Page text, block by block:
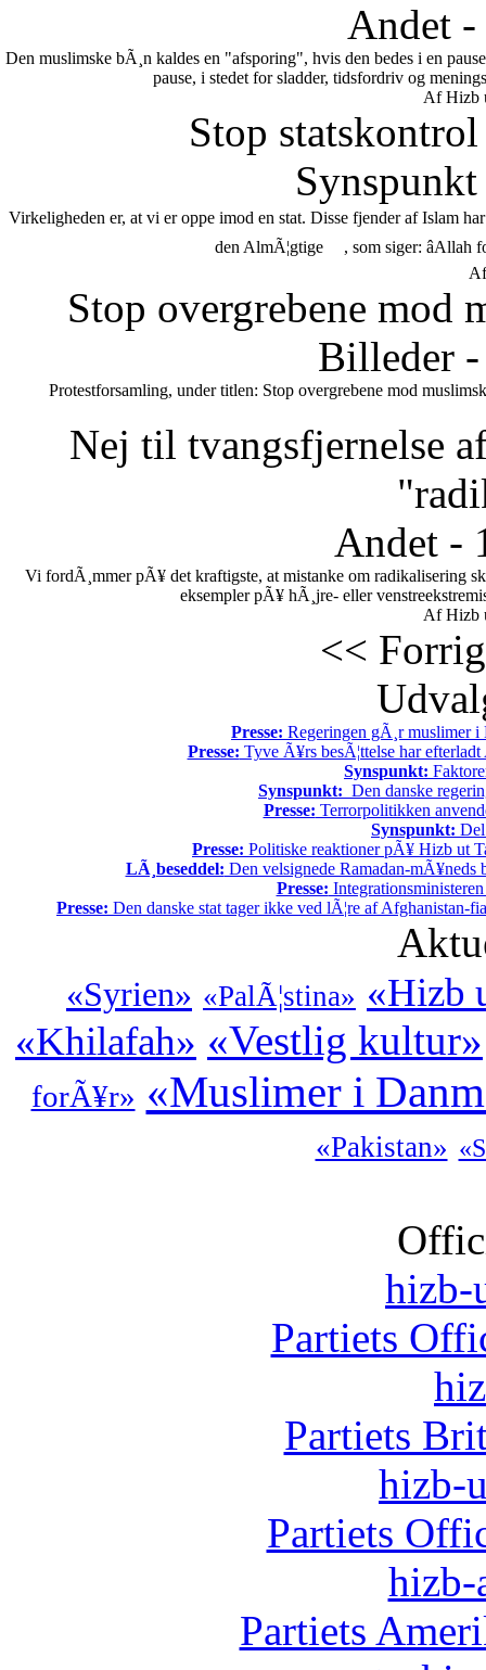
Andet
Den muslimske bÃ¸n kaldes en "afsporing", hvis den bedes i en
pause, i stedet for sladder, tidsfordriv og
Af Hizb
Stop
Virkeligheden er, at vi er oppe imod en stat. Disse fjender af Islam
den AlmÃ¦gtige
, som siger:
Stop overgrebene mod
Billeder -
Protestforsamling, under titlen: Stop overgrebene mod
Nej til tvangsfjernelse
Andet -
Vi fordÃ¸mmer pÃ¥ det kraftigste, at mistanke om radikalisering
eksempler pÃ¥ hÃ¸jre- eller
Af Hizb
<<
Presse: Regeringen gÃ¸r muslimer
Presse: Tyve Ã¥rs besÃ¦ttelse har
Synspunkt:
Synspunkt: Den danske
Presse: Terrorpolitikken
Synspunkt:
Presse: Politiske reaktioner pÃ¥ Hizb ut
LÃ¸beseddel: Den velsignede Ramadan-mÃ¥neds
Presse:
Presse: Den danske stat tager ikke ved lÃ¦re af Afghanistan-
«Syrien» «PalÃ¦stina» «Hizb
«Khilafah» «Vestlig kultur»
forÃ¥r» «Muslimer i
«Pakistan»
hizb-
Partiets
Partiets
hizb-
Partiets
hizb-
Partiets